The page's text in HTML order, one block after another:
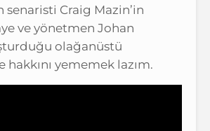
Craig Mazin’in
ve yönetmen Johan
olağanüstü
yememek lazım.